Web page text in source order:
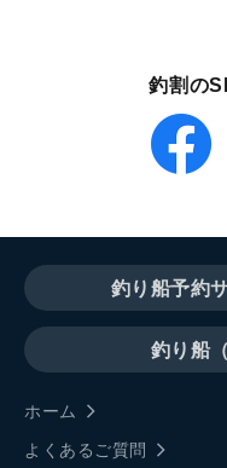
釣割の
釣り船予約
釣り船
ホーム
よくあるご質問